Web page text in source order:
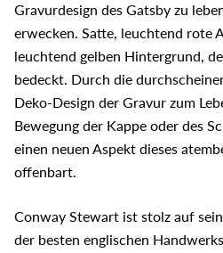
Gravurdesign des Gatsby zu
erwecken. Satte, leuchtend rote
leuchtend gelben Hintergrund,
bedeckt. Durch die
Deko-Design der Gravur zum
Bewegung der Kappe oder des
einen neuen Aspekt dieses
offenbart.
Conway Stewart ist stolz auf
der besten englischen